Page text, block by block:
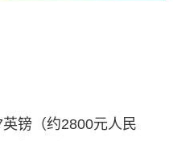
镑（约2800元人民